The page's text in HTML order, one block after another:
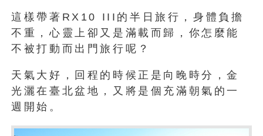
這樣帶著RX10 III的半日旅行，身體負擔
不重，心靈上卻又是滿載而歸，你怎麼能
不被打動而出門旅行呢？
天氣大好，回程的時候正是向晚時分，金
光灑在臺北盆地，又將是個充滿朝氣的一
週開始。